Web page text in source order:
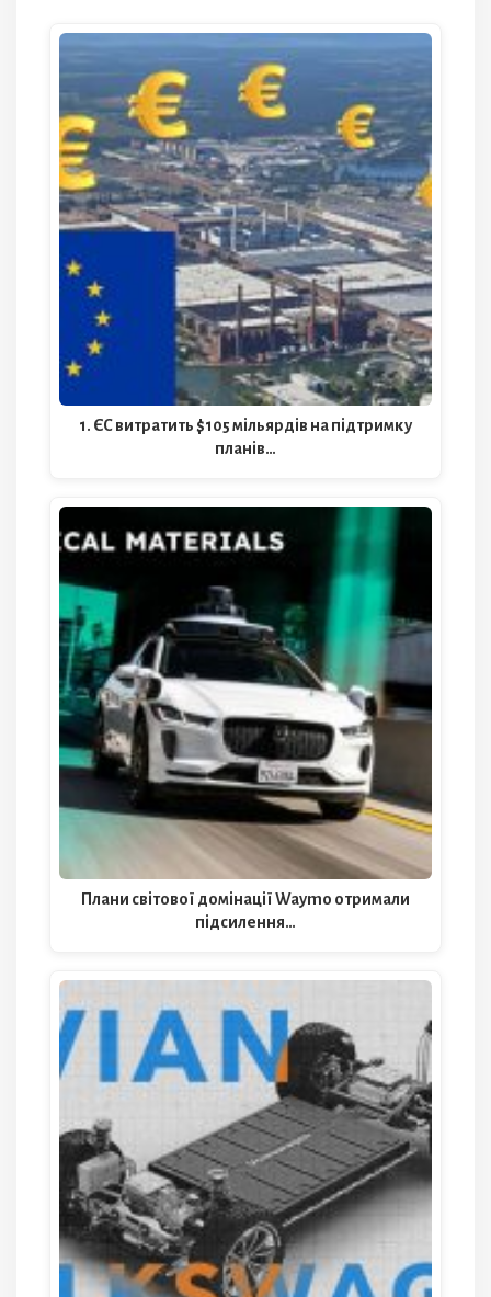
1. ЄС витратить $105 мільярдів на підтримку
планів…
Плани світової домінації Waymo отримали
підсилення…